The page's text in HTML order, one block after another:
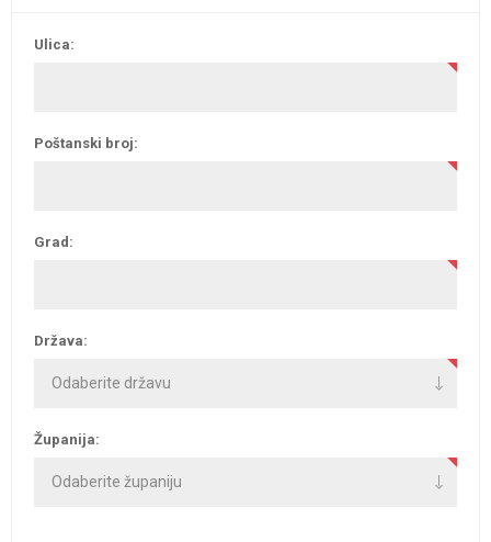
Ulica:
Poštanski broj:
Grad:
Država:
Županija: